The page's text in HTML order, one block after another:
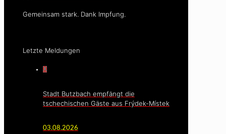
Gemeinsam stark. Dank Impfung.
Letzte Meldungen
0
Stadt Butzbach empfängt die
tschechischen Gäste aus Frýdek-Místek
03.08.2026